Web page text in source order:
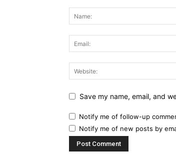
Save my name, email, and
Notify me of follow-up
Notify me of new posts by